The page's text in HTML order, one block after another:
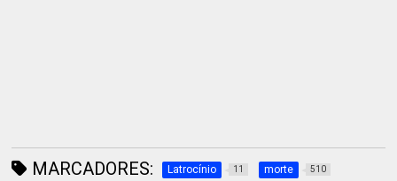
MARCADORES: Latrocínio 11 morte 510